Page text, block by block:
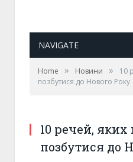
NAVIGATE
Home » Новини »
10
позбутися до Нового Року
10 речей, яких
позбутися до